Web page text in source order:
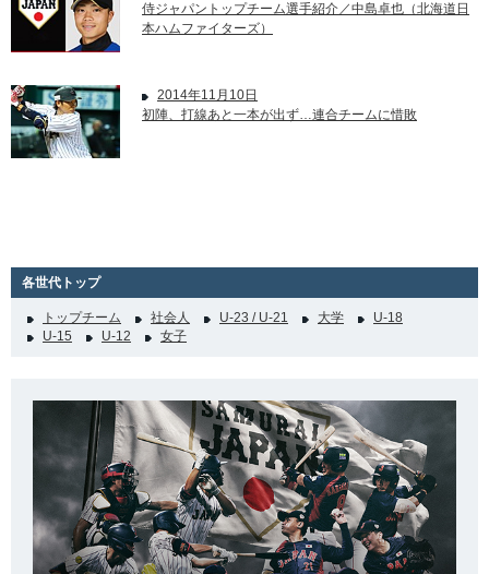
侍ジャパントップチーム選手紹介／中島卓也（北海道日
本ハムファイターズ）
2014年11月10日
初陣、打線あと一本が出ず…連合チームに惜敗
各世代トップ
トップチーム 社会人 U-23 / U-21 大学
U-18
U-15
U-12 女子